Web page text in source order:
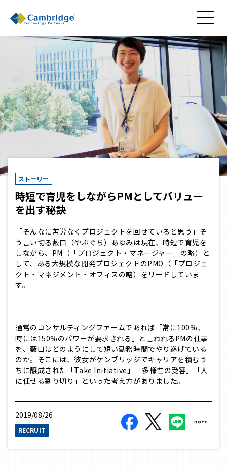
ストーリー
時短で育児をしながらPMとしてバリュー
を出す秘訣
「そんなに苦労なくプロジェクトを回せていると思う」そ
う言い切る藪口（やぶぐち）あゆみは現在、時短で育児を
しながら、PM（「プロジェクト・マネージャー」の略）と
して、ある大規模な開発プロジェクトのPMO（「プロジェ
クト・マネジメント・オフィスの略）をリードしていま
す。
通常のコンサルティングファームであれば「常に100%、
時には150%のパワーが要求される」と言われるPMの仕事
を、藪口はどのようにして短い勤務時間でやり遂げている
のか。そこには、彼女がケンブリッジでキャリアを積むう
ちに醸成された「Take Initiative」「多様性の受容」「人
に任せる割り切り」といった考え方がありました。
2019/08/26
RECRUIT